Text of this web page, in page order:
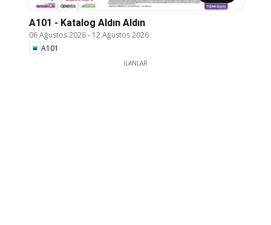
A101 - Katalog Aldın Aldın
06 Ağustos 2026- 12 Ağustos 2026
A101
İLANLAR